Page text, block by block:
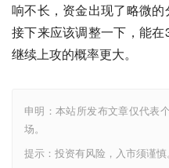
响不长，资金出现了略微的
接下来应该调整一下，能
继续上攻的概率更大。
申明：本站所发布文章仅代表
场。
提示：投资有风险，入市须谨慎